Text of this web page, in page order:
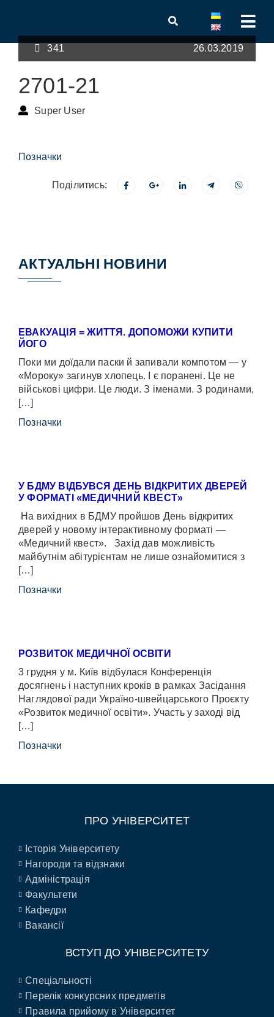
341 26.03.2019
2701-21
Super User
Позначки
Поділитись:
АКТУАЛЬНІ НОВИНИ
ЕВАКУАЦІЯ = ЖИТТЯ. ДОПОМОЖИ КУПИТИ
ЙОГО
Поки ми доїдали паски й запивали компотом — у
«Мороку» загинув хлопець. І є поранені. Це не
військові цифри. Це люди. З іменами. З родинами,
[…]
Позначки
У БДМУ ВІДБУВСЯ ДЕНЬ ВІДКРИТИХ ДВЕРЕЙ
У ФОРМАТІ «МЕДИЧНИЙ КВЕСТ»
На вихідних в БДМУ пройшов День відкритих
дверей у новому інтерактивному форматі —
«Медичний квест». Захід дав можливість
майбутнім абітурієнтам не лише ознайомитися з
[…]
Позначки
РОЗВИТОК МЕДИЧНОЇ ОСВІТИ
3 грудня у м. Київ відбулася Конференція
досягнень і наступних кроків в рамках Засідання
Наглядової ради Україно-швейцарського Проєкту
«Розвиток медичної освіти». Участь у заході від
[…]
Позначки
ПРО УНІВЕРСИТЕТ
Історія Університету
Нагороди та відзнаки
Адміністрація
Факультети
Кафедри
Вакансії
ВСТУП ДО УНІВЕРСИТЕТУ
Спеціальності
Перелік конкурсних предметів
Правила прийому в Університет